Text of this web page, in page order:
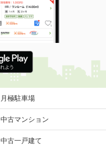
月極駐車場
中古マンション
中古一戸建て